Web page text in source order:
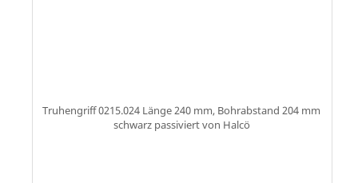
Truhengriff 0215.024 Länge 240 mm, Bohrabstand 204 mm
schwarz passiviert von Halcö